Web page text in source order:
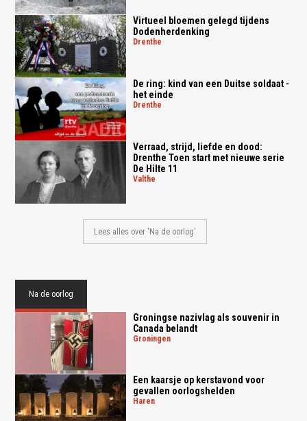
Virtueel bloemen gelegd tijdens
Dodenherdenking
drenthe
De ring: kind van een Duitse soldaat -
het einde
drenthe
Verraad, strijd, liefde en dood:
Drenthe Toen start met nieuwe serie
De Hilte 11
valthe
Lees alles over 'Na de oorlog'
Na de oorlog
Groningse nazivlag als souvenir in
Canada belandt
groningen
Een kaarsje op kerstavond voor
gevallen oorlogshelden
haren